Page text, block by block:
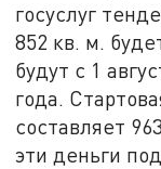
госуслуг
852 кв. м.
будут с 1
года.
составляет
эти деньги